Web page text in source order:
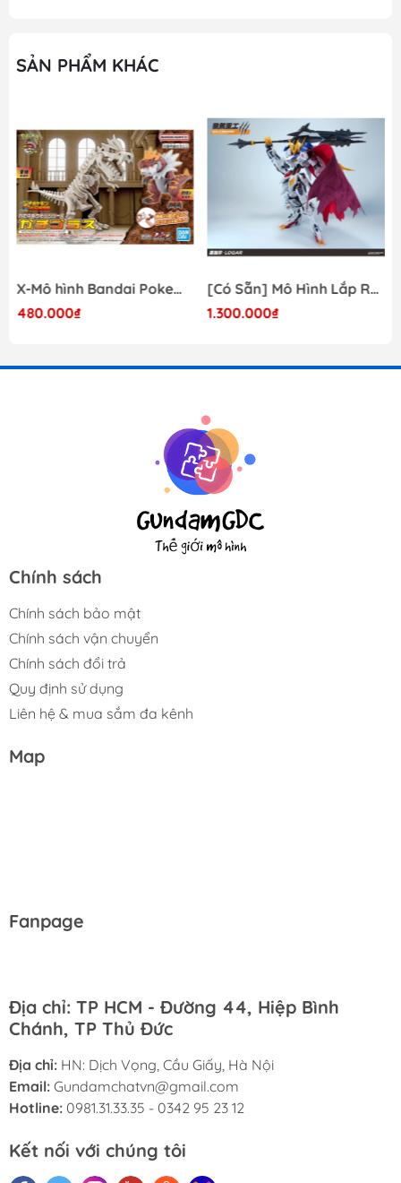
SẢN PHẨM KHÁC
X-Mô hình Bandai Pokemon PLAMO COLLECTION Fossil Pokemon Series Tyrantrum
480.000₫
[Có Sẵn] Mô Hình Lắp Ráp 1/60 Barbatos Logar Wolf Remains Meavy Industries
1.300.000₫
Chính sách
Chính sách bảo mật
Chính sách vận chuyển
Chính sách đổi trả
Quy định sử dụng
Liên hệ & mua sắm đa kênh
Map
Fanpage
Địa chỉ: TP HCM - Đường 44, Hiệp Bình
Chánh, TP Thủ Đức
Địa chỉ: HN: Dịch Vọng, Cầu Giấy, Hà Nội
Email: Gundamchatvn@gmail.com
Hotline: 0981.31.33.35 - 0342 95 23 12
Kết nối với chúng tôi